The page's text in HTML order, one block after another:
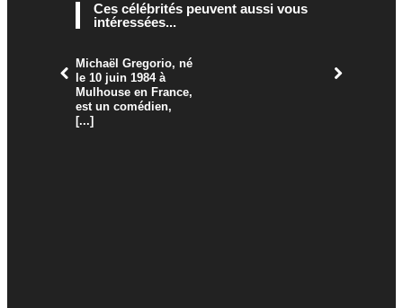
Ces célébrités peuvent aussi vous
intéressées...
Michaël Gregorio, né
le 10 juin 1984 à
Mulhouse en France,
est un comédien,
[...]